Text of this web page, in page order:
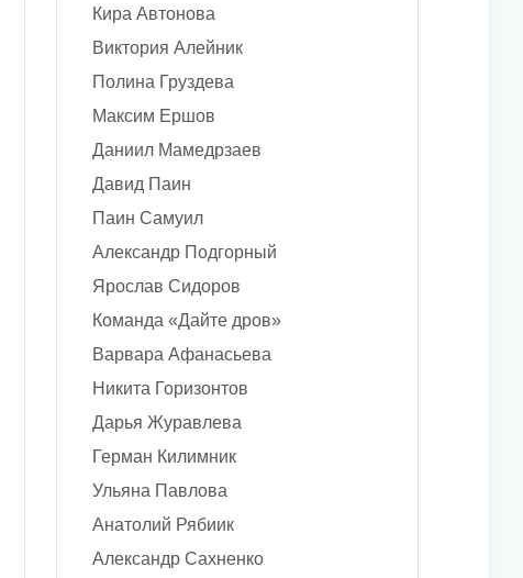
Кира Автонова
Виктория Алейник
Полина Груздева
Максим Ершов
Даниил Мамедрзаев
Давид Паин
Паин Самуил
Александр Подгорный
Ярослав Сидоров
Команда «Дайте дров»
Варвара Афанасьева
Никита Горизонтов
Дарья Журавлева
Герман Килимник
Ульяна Павлова
Анатолий Рябиик
Александр Сахненко